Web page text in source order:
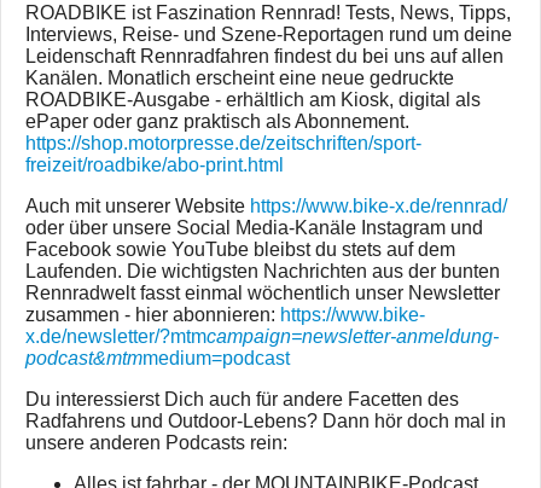
ROADBIKE ist Faszination Rennrad! Tests, News, Tipps,
Interviews, Reise- und Szene-Reportagen rund um deine
Leidenschaft Rennradfahren findest du bei uns auf allen
Kanälen. Monatlich erscheint eine neue gedruckte
ROADBIKE-Ausgabe - erhältlich am Kiosk, digital als
ePaper oder ganz praktisch als Abonnement.
https://shop.motorpresse.de/zeitschriften/sport-
freizeit/roadbike/abo-print.html
Auch mit unserer Website https://www.bike-x.de/rennrad/
oder über unsere Social Media-Kanäle Instagram und
Facebook sowie YouTube bleibst du stets auf dem
Laufenden. Die wichtigsten Nachrichten aus der bunten
Rennradwelt fasst einmal wöchentlich unser Newsletter
zusammen - hier abonnieren: https://www.bike-
x.de/newsletter/?mtmcampaign=newsletter-anmeldung-
podcast&mtmmedium=podcast
Du interessierst Dich auch für andere Facetten des
Radfahrens und Outdoor-Lebens? Dann hör doch mal in
unsere anderen Podcasts rein:
Alles ist fahrbar - der MOUNTAINBIKE-Podcast